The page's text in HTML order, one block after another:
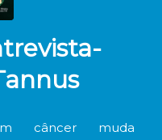
câncer muda